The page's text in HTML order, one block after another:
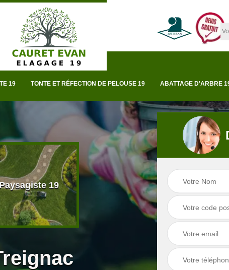
19 TONTE ET RÉFECTION DE PELOUSE 19 ABATTAGE D'ARBRE
19 Taille de haie 19
Tonte